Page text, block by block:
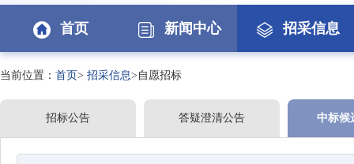
首页 新闻中心 招采信息
当前位置： 首页> 招采信息>自愿招标
招标公告 答疑澄清公告 中标候